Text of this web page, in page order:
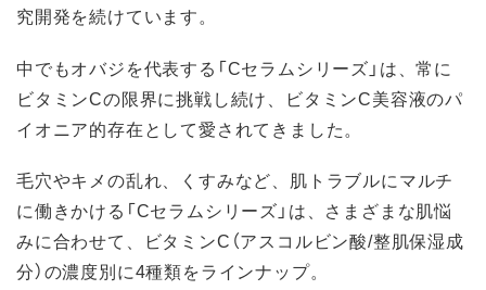
究開発を続けています。
中でもオバジを代表する「Cセラムシリーズ」は、常に
ビタミンCの限界に挑戦し続け、ビタミンC美容液のパ
イオニア的存在として愛されてきました。
毛穴やキメの乱れ、くすみなど、肌トラブルにマルチ
に働きかける「Cセラムシリーズ」は、さまざまな肌悩
みに合わせて、ビタミンC（アスコルビン酸/整肌保湿成
分）の濃度別に4種類をラインナップ。